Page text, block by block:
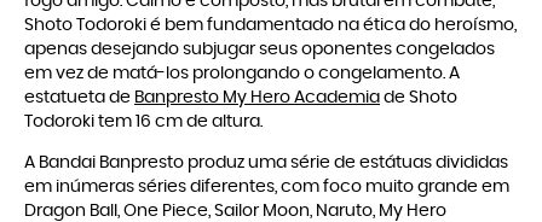
Shoto Todoroki é bem fundamentado na ética do heroísmo,
apenas desejando subjugar seus oponentes congelados
em vez de matá-los prolongando o congelamento. A
estatueta de Banpresto My Hero Academia de Shoto
Todoroki tem 16 cm de altura.
A Bandai Banpresto produz uma série de estátuas divididas
em inúmeras séries diferentes, com foco muito grande em
Dragon Ball, One Piece, Sailor Moon, Naruto, My Hero